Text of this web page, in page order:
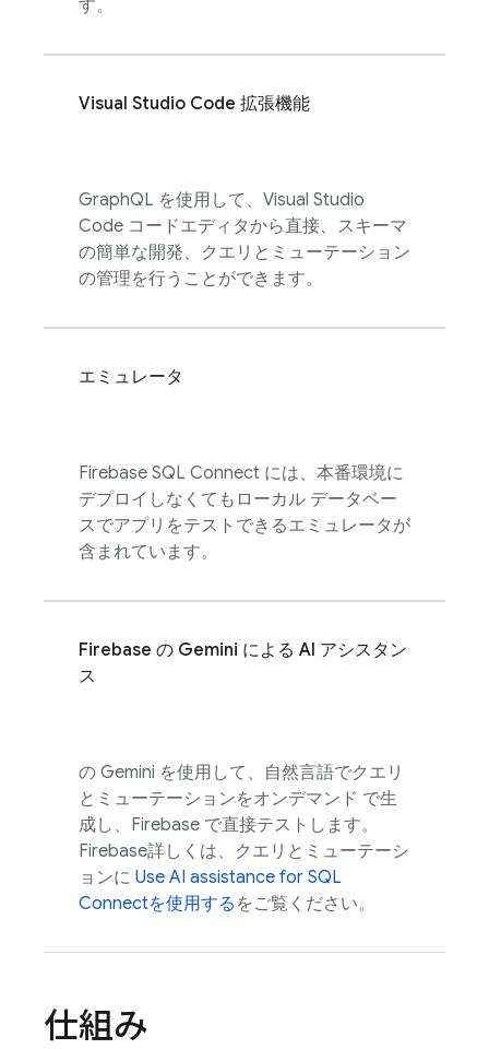
す。
Visual Studio Code 拡張機能
GraphQL を使用して、Visual Studio
Code コードエディタから直接、スキーマ
の簡単な開発、クエリとミューテーション
の管理を行うことができます。
エミュレータ
Firebase SQL Connect には、本番環境に
デプロイしなくてもローカル データベー
スでアプリをテストできるエミュレータが
含まれています。
Firebase の Gemini による AI アシスタン
ス
の Gemini を使用して、自然言語でクエリ
とミューテーションをオンデマンド で生
成し、 Firebase で直接テストします。
Firebase詳しくは、クエリとミューテーシ
ョンに Use AI assistance for SQL
Connectを使用する をご覧ください。
仕組み